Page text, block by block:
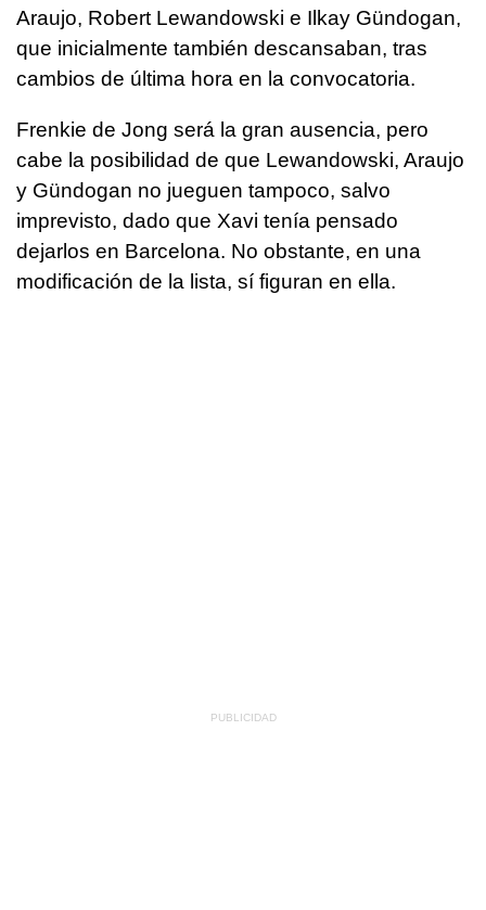
Araujo, Robert Lewandowski e Ilkay Gündogan,
que inicialmente también descansaban, tras
cambios de última hora en la convocatoria.
Frenkie de Jong será la gran ausencia, pero
cabe la posibilidad de que Lewandowski, Araujo
y Gündogan no jueguen tampoco, salvo
imprevisto, dado que Xavi tenía pensado
dejarlos en Barcelona. No obstante, en una
modificación de la lista, sí figuran en ella.